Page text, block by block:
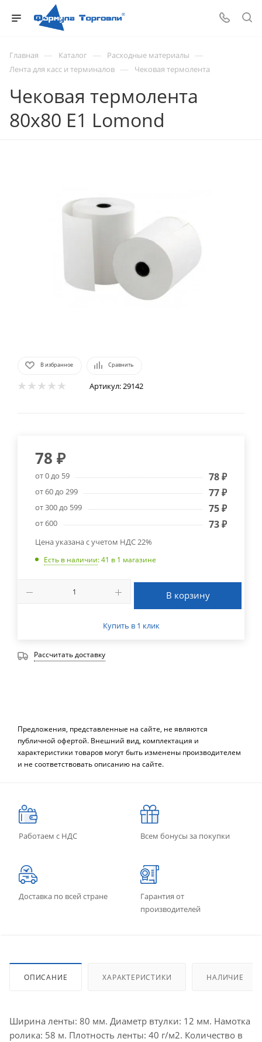
Главная — Каталог — Расходные материалы —
Лента для касс и терминалов — Чековая термолента
Чековая термолента
80х80 E1 Lomond
В избранное Сравнить
Артикул:29142
78 ₽
от 0 до 59 78₽
от 60 до 299 77₽
от 300 до 599 75₽
от 600 73₽
Цена указана с учетом НДС 22%
Есть в наличии: 41 в 1 магазине
В корзину
Купить в 1 клик
Рассчитать доставку
Предложения, представленные на сайте, не являются
публичной офертой. Внешний вид, комплектация и
характеристики товаров могут быть изменены производителем
и не соответствовать описанию на сайте.
Работаем с НДС Всем бонусы за покупки
Доставка по всей стране
Гарантия от
производителей
ОПИСАНИЕ ХАРАКТЕРИСТИКИ НАЛИЧИЕ
Ширина ленты: 80 мм. Диаметр втулки: 12 мм. Намотка
ролика: 58 м. Плотность ленты: 40 г/м2. Количество в